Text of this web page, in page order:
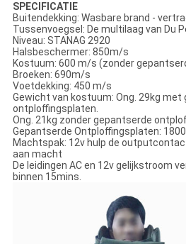
SPECIFICATIE
Buitendekking: Wasbare brand -
Tussenvoegsel: De multilaag van Du
Niveau: STANAG 2920
Halsbeschermer: 850m/s
Kostuum: 600 m/s (zonder
Broeken: 690m/s
Voetdekking: 450 m/s
Gewicht van kostuum: Ong. 29kg met
ontploffingsplaten.
Ong. 21kg zonder gepantserde
Gepantserde Ontploffingsplaten:
Machtspak: 12v hulp de
aan macht
De leidingen AC en 12v gelijkstroom
binnen 15mins.